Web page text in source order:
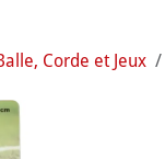
Corde et Jeux